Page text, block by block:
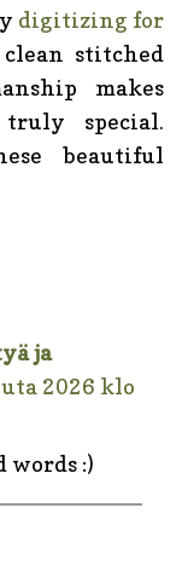
digitizing for
stitched
makes
special.
beautiful
ja
2026 klo
:)